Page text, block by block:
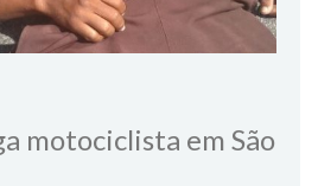
motociclista em São